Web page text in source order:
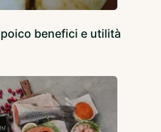
benefici e utilità